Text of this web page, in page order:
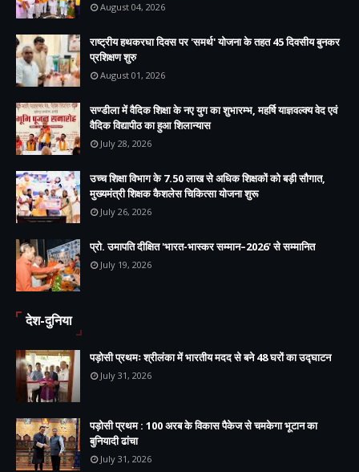
August 04, 2026
राष्ट्रीय हथकरघा दिवस पर 'समर्थ' योजना के तहत 45 दिवसीय बुनकर
प्रशिक्षण शुरु
August 01, 2026
सण्डीला में वैदिक शिक्षा के नए युग का शुभारम्भ, महर्षि याज्ञवल्क्य वेद एवं
वैदिक विद्यापीठ का हुआ शिलान्यास
July 28, 2026
उच्च शिक्षा विभाग के 7.50 लाख से अधिक शिक्षकों को बड़ी सौगात,
मुख्यमंत्री शिक्षक कैशलेस चिकित्सा योजना शुरू
July 26, 2026
प्रो. उमापति दीक्षित 'भारत-भास्कर सम्मान–2026' से सम्मानित
July 19, 2026
देश-दुनिया
पड़ोसी प्रथमः श्रीलंका में भारतीय मदद से बने 48 घरों का उद्घाटन
July 31, 2026
पड़ोसी प्रथम : 100 अरब के विकास पैकेज से चमकेगा भूटान का
बुनियादी ढांचा
July 31, 2026